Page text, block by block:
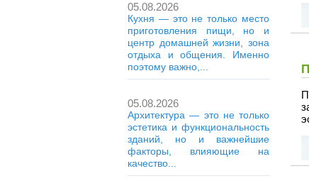
05.08.2026
Кухня — это не только место
приготовления пищи, но и
центр домашней жизни, зона
отдыха и общения. Именно
поэтому важно,...
05.08.2026
Архитектура — это не только
эстетика и функциональность
зданий, но и важнейшие
факторы, влияющие на
качество...